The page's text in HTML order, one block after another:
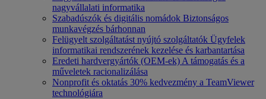
nagyvállalati informatika
Szabadúszók és digitális nomádok Biztonságos
munkavégzés bárhonnan
Felügyelt szolgáltatást nyújtó szolgáltatók Ügyfelek
informatikai rendszerének kezelése és karbantartása
Eredeti hardvergyártók (OEM-ek)A támogatás és a
műveletek racionalizálása
Nonprofit és oktatás 30% kedvezmény a TeamViewer
technológiára